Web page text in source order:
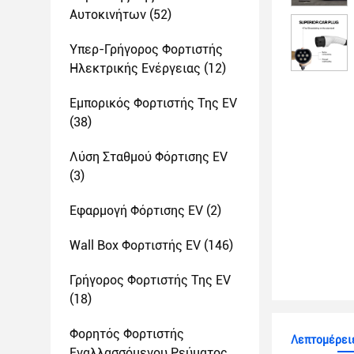
Αυτοκινήτων (52)
Υπερ-Γρήγορος Φορτιστής
Ηλεκτρικής Ενέργειας (12)
Εμπορικός Φορτιστής Της EV
(38)
Λύση Σταθμού Φόρτισης EV
(3)
Εφαρμογή Φόρτισης EV (2)
Wall Box Φορτιστής EV (146)
Γρήγορος Φορτιστής Της EV
(18)
Φορητός Φορτιστής